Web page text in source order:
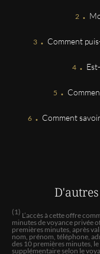
Je n la connais
joie de vivre et son
Nathalie
Personne franche
quand il le faut lol
.
. Comment
.
.
. Comment
(1) L’accès à cette offre
minutes de voyance privée
premières minutes, après
nom, prénom, téléphone,
des 10 premières minutes,
supplémentaire selon le